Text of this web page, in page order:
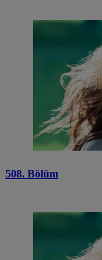
508. Bölüm